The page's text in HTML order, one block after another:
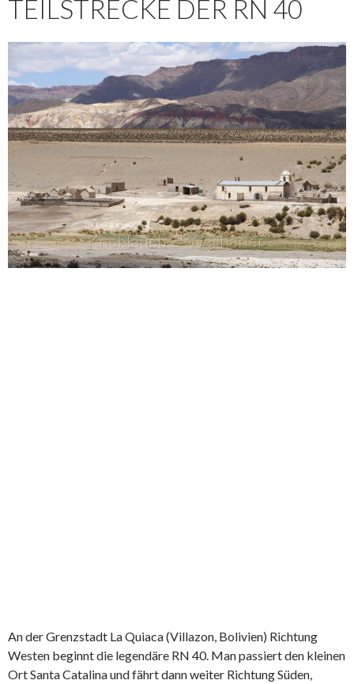
TEILSTRECKE DER RN 40
An der Grenzstadt La Quiaca (Villazon, Bolivien) Richtung
Westen beginnt die legendäre RN 40. Man passiert den kleinen
Ort Santa Catalina und fährt dann weiter Richtung Süden,